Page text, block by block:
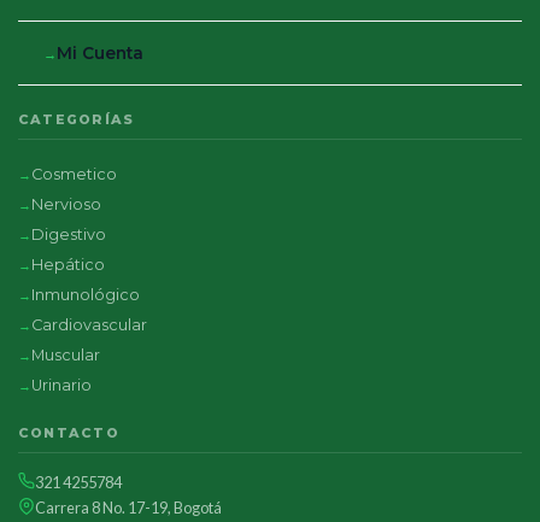
Mi Cuenta
CATEGORÍAS
Cosmetico
Nervioso
Digestivo
Hepático
Inmunológico
Cardiovascular
Muscular
Urinario
CONTACTO
321 4255784
Carrera 8 No. 17-19, Bogotá